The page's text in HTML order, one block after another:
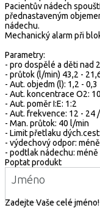
Pacientův nádech
přednastaveným
nádechu.
Mechanický alarm při
Parametry:
- pro dospělé a děti nad
- průtok (l/min) 43,2 -
- Aut. objedm (l): 1,2 - 0,3
- Aut. koncentrace O2:
- Aut. poměr I:E: 1:2
- Aut. frekvence: 12 - 24
- Man. průtok: 40 l/min
- Limit přetlaku
- výdechový odpor:
- podtlak nádechu: méně
Poptat produkt
Jméno
Zadejte Vaše celé jméno!